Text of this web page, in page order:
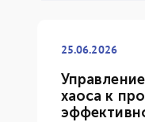
25.06.2026
хаоса к